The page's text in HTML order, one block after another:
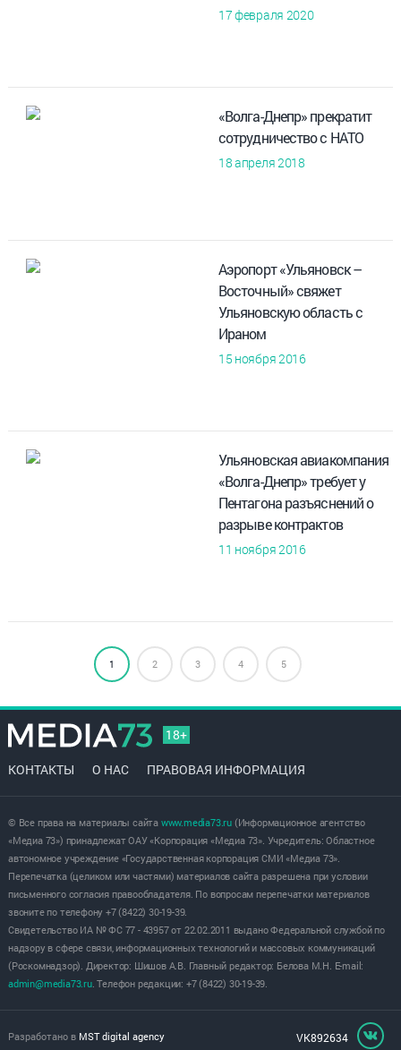
17 февраля 2020
«Волга-Днепр» прекратит
сотрудничество с НАТО
18 апреля 2018
Аэропорт «Ульяновск –
Восточный» свяжет
Ульяновскую область с
Ираном
15 ноября 2016
Ульяновская авиакомпания
«Волга-Днепр» требует у
Пентагона разъяснений о
разрыве контрактов
11 ноября 2016
1 2 3 4 5
18+
КОНТАКТЫ О НАС ПРАВОВАЯ ИНФОРМАЦИЯ
© Все права на материалы сайта www.media73.ru(Информационное агентство
«Медиа 73») принадлежат ОАУ «Корпорация «Медиа 73». Учредитель: Областное
автономное учреждение «Государственная корпорация СМИ «Медиа 73».
Перепечатка (целиком или частями) материалов сайта разрешена при условии
письменного согласия правообладателя. По вопросам перепечатки материалов
звоните по телефону +7 (8422) 30-19-39.
Свидетельство ИА № ФС 77 - 43957 от 22.02.2011 выдано Федеральной службой по
надзору в сфере связи, информационных технологий и массовых коммуникаций
(Роскомнадзор). Директор: Шишов А.В. Главный редактор: Белова М.Н. E-mail:
admin@media73.ru. Телефон редакции: +7 (8422) 30-19-39.
Разработано в MST digital agency VK892634